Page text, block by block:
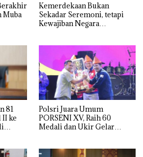
Muba
Kemerdekaan Bukan
Sekadar Seremoni, tetapi
Kewajiban Negara
81
II ke
Polsri Juara Umum
PORSENI XV, Raih 60
Medali dan Ukir Gelar